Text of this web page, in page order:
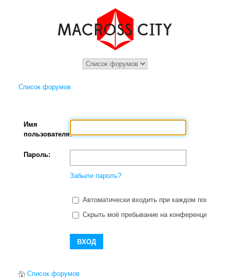
Список форумов
Имя
пользователя:
Пароль:
Забыли пароль?
Автоматически входить при каждом
Скрыть моё пребывание на конференции в
Список форумов